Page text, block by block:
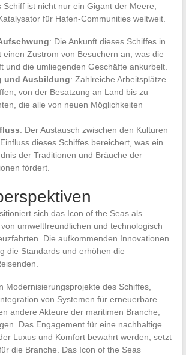
ist nicht nur ein Gigant der Meere,
für Hafen-Communities weltweit.
: Die Ankunft dieses Schiffes in
einen Zustrom von Besuchern an, was die
und die umliegenden Geschäfte ankurbelt.
und Ausbildung: Zahlreiche Arbeitsplätze
von der Besatzung an Land bis zu
die alle von neuen Möglichkeiten
: Der Austausch zwischen den Kulturen
dieses Schiffes bereichert, was ein
der Traditionen und Bräuche der
fördert.
sich das Icon of the Seas als
umweltfreundlichen und technologisch
Die aufkommenden Innovationen
die Standards und erhöhen die
Modernisierungsprojekte des Schiffes,
von Systemen für erneuerbare
andere Akteure der maritimen Branche,
Das Engagement für eine nachhaltige
Luxus und Komfort bewahrt werden, setzt
die Branche. Das Icon of the Seas